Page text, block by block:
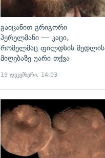
გაიცანით გრიგორი
პერელმანი — კაცი,
რომელმაც ფილდსის მედლის
მიღებაზე უარი თქვა
19 დეკემბერი, 14:03